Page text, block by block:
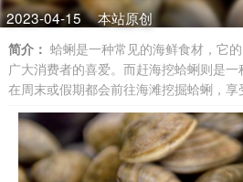
2023-04-15 本站原创
简介： 蛤蜊是一种常见的海鲜食材，它
广大消费者的喜爱。而赶海挖蛤蜊则是
在周末或假期都会前往海滩挖掘蛤蜊，享